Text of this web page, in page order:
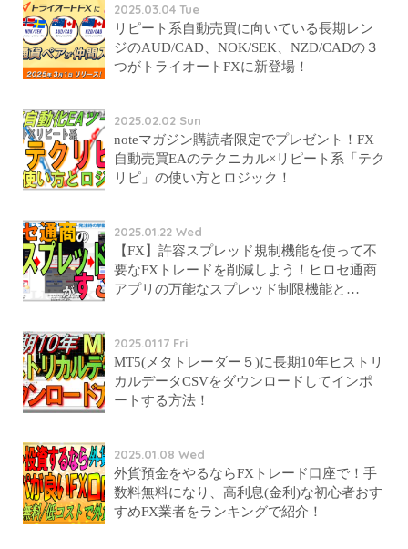
2025.03.04 Tue
リピート系自動売買に向いている長期レン
ジのAUD/CAD、NOK/SEK、NZD/CADの３
つがトライオートFXに新登場！
2025.02.02 Sun
noteマガジン購読者限定でプレゼント！FX
自動売買EAのテクニカル×リピート系「テク
リピ」の使い方とロジック！
2025.01.22 Wed
【FX】許容スプレッド規制機能を使って不
要なFXトレードを削減しよう！ヒロセ通商
アプリの万能なスプレッド制限機能と
2025.01.17 Fri
MT5(メタトレーダー５)に長期10年ヒストリ
カルデータCSVをダウンロードしてインポ
ートする方法！
2025.01.08 Wed
外貨預金をやるならFXトレード口座で！手
数料無料になり、高利息(金利)な初心者おす
すめFX業者をランキングで紹介！